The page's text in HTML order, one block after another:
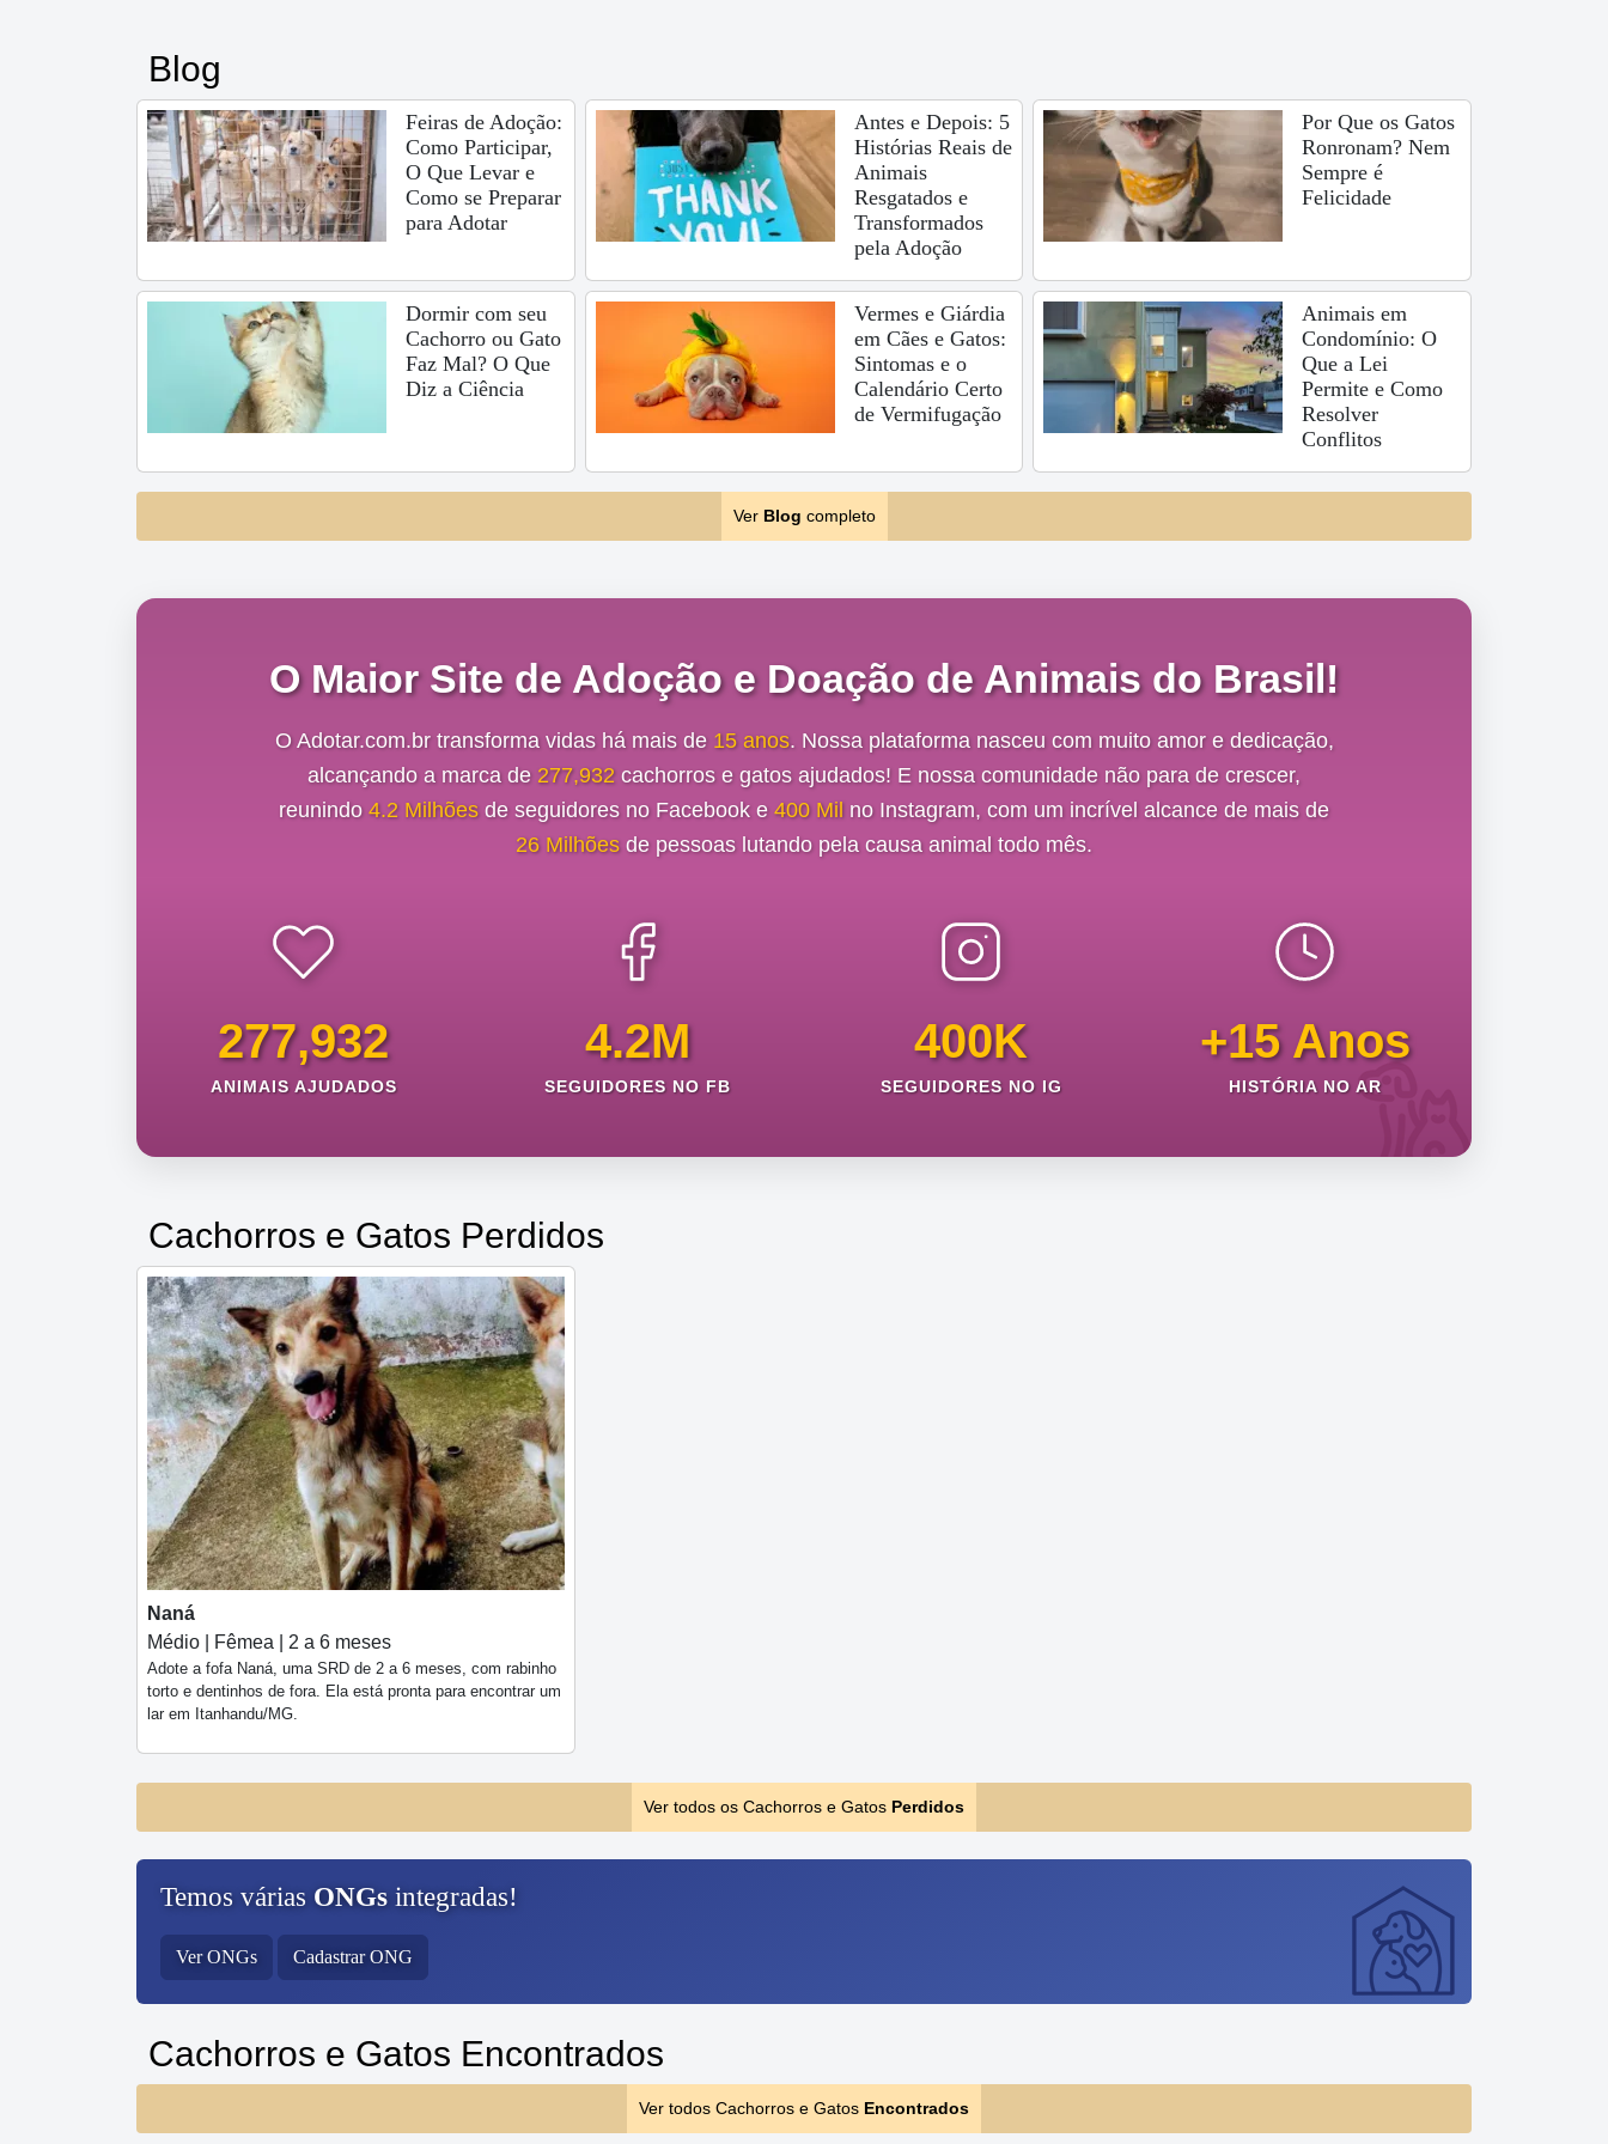
Blog
Feiras de Adoção:
Como Participar,
O Que Levar e
Como se Preparar
para Adotar
Antes e Depois: 5
Histórias Reais de
Animais
Resgatados e
Transformados
pela Adoção
Por Que os Gatos
Ronronam? Nem
Sempre é
Felicidade
Dormir com seu
Cachorro ou Gato
Faz Mal? O Que
Diz a Ciência
Vermes e Giárdia
em Cães e Gatos:
Sintomas e o
Calendário Certo
de Vermifugação
Animais em
Condomínio: O
Que a Lei
Permite e Como
Resolver
Conflitos
Ver Blog completo
O Maior Site de Adoção e Doação de Animais do Brasil!
O Adotar.com.br transforma vidas há mais de 15 anos. Nossa plataforma nasceu com muito amor e dedicação,
alcançando a marca de 277,932 cachorros e gatos ajudados! E nossa comunidade não para de crescer,
reunindo 4.2 Milhõesde seguidores no Facebook e 400 Mil no Instagram, com um incrível alcance de mais de
26 Milhõesde pessoas lutando pela causa animal todo mês.
277,932
ANIMAIS AJUDADOS
4.2M
SEGUIDORES NO FB
400K
SEGUIDORES NO IG
+15 Anos
HISTÓRIA NO AR
Cachorros e Gatos Perdidos
Naná
Médio | Fêmea | 2 a 6 meses
Adote a fofa Naná, uma SRD de 2 a 6 meses, com rabinho
torto e dentinhos de fora. Ela está pronta para encontrar um
lar em Itanhandu/MG.
Ver todos os Cachorros e Gatos Perdidos
Temos várias ONGs integradas!
Ver ONGs Cadastrar ONG
Cachorros e Gatos Encontrados
Ver todos Cachorros e Gatos Encontrados